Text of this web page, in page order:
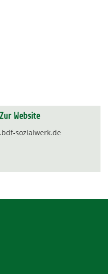
Zur Website
sozialwerk.de